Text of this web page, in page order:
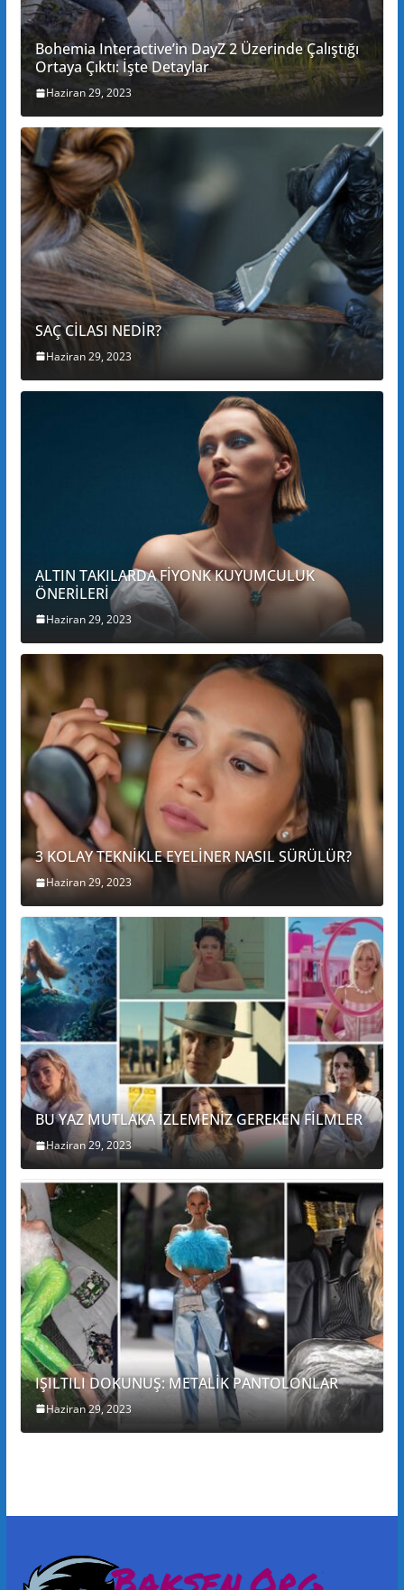
Bohemia Interactive’in DayZ 2 Üzerinde Çalıştığı
Ortaya Çıktı: İşte Detaylar
Haziran 29, 2023
SAÇ CİLASI NEDİR?
Haziran 29, 2023
ALTIN TAKILARDA FİYONK KUYUMCULUK
ÖNERİLERİ
Haziran 29, 2023
3 KOLAY TEKNİKLE EYELİNER NASIL SÜRÜLÜR?
Haziran 29, 2023
BU YAZ MUTLAKA İZLEMENİZ GEREKEN FİLMLER
Haziran 29, 2023
IŞILTILI DOKUNUŞ: METALİK PANTOLONLAR
Haziran 29, 2023